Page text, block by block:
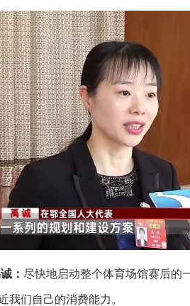
： 尽快地启动整个体育场馆赛后的
我们自己的消费能力。